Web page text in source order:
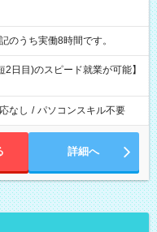
13:30～22:30 ※表記のうち実働8時間です。
日目)のスピード就業が可能】
なし / パソコンスキル不要
詳細へ